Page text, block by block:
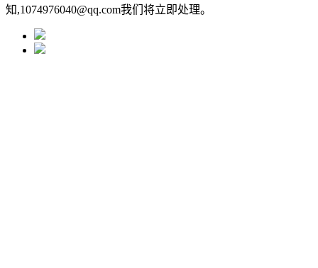
知,1074976040@qq.com我们将立即处理。